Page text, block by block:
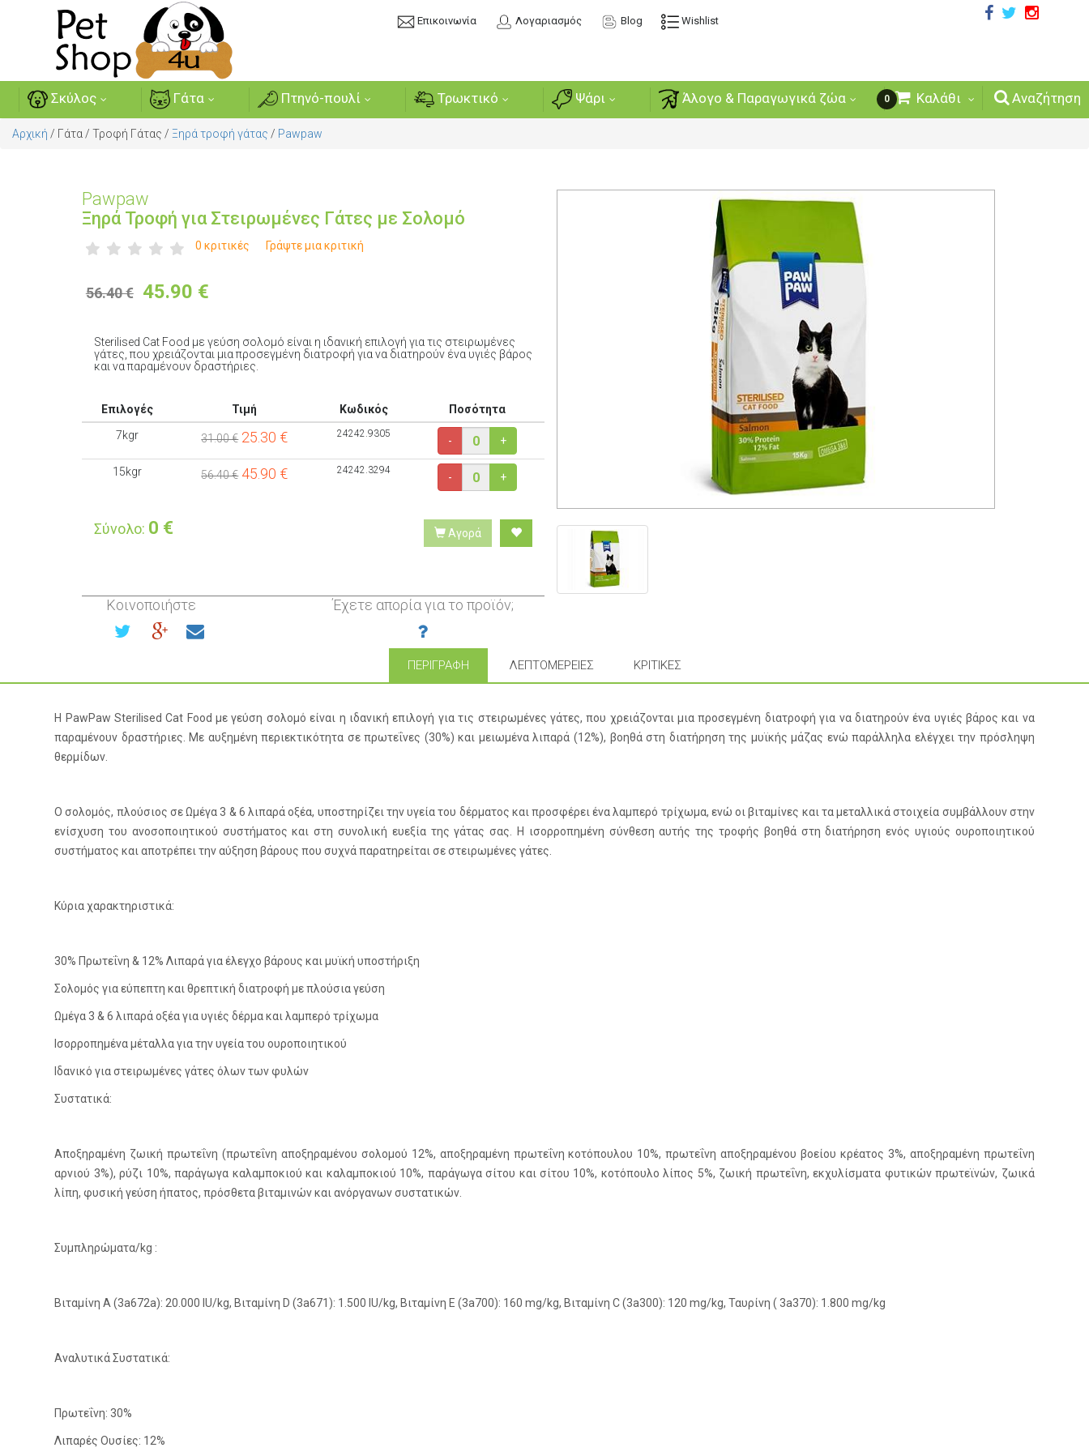
Επικοινωνία Λογαριασμός Blog Wishlist
Σκύλος Γάτα Πτηνό-πουλί Τρωκτικό Ψάρι Άλογο & Παραγωγικά ζώα Αναζήτηση
0 Καλάθι
Αρχική / Γάτα / Τροφή Γάτας / Ξηρά τροφή γάτας / Pawpaw
Pawpaw
Ξηρά Τροφή για Στειρωμένες Γάτες με Σολομό
0 κριτικές Γράψτε μια κριτική
56.40 € 45.90 €
Sterilised Cat Food με γεύση σολομό είναι η ιδανική επιλογή για τις στειρωμένες
γάτες, που χρειάζονται μια προσεγμένη διατροφή για να διατηρούν ένα υγιές βάρος
και να παραμένουν δραστήριες.
Επιλογές Τιμή Κωδικός
Ποσότητα
7kgr
31.00 € 25.30 € 24242.9305
- +
15kgr 56.40 € 45.90 € 24242.3294
- +
Σύνολο: 0 € Αγορά
Κοινοποιήστε Έχετε απορία για το προϊόν;
ΠΕΡΙΓΡΑΦΉ ΛΕΠΤΟΜΈΡΕΙΕΣ ΚΡΙΤΙΚΈΣ
Η PawPaw Sterilised Cat Food με γεύση σολομό είναι η ιδανική επιλογή για τις στειρωμένες γάτες, που χρειάζονται μια προσεγμένη διατροφή για να διατηρούν ένα υγιές βάρος και να
παραμένουν δραστήριες. Με αυξημένη περιεκτικότητα σε πρωτεΐνες (30%) και μειωμένα λιπαρά (12%), βοηθά στη διατήρηση της μυϊκής μάζας ενώ παράλληλα ελέγχει την πρόσληψη
θερμίδων.
Ο σολομός, πλούσιος σε Ωμέγα 3 & 6 λιπαρά οξέα, υποστηρίζει την υγεία του δέρματος και προσφέρει ένα λαμπερό τρίχωμα, ενώ οι βιταμίνες και τα μεταλλικά στοιχεία συμβάλλουν στην
ενίσχυση του ανοσοποιητικού συστήματος και στη συνολική ευεξία της γάτας σας. Η ισορροπημένη σύνθεση αυτής της τροφής βοηθά στη διατήρηση ενός υγιούς ουροποιητικού
συστήματος και αποτρέπει την αύξηση βάρους που συχνά παρατηρείται σε στειρωμένες γάτες.
Κύρια χαρακτηριστικά:
30% Πρωτεΐνη & 12% Λιπαρά για έλεγχο βάρους και μυϊκή υποστήριξη
Σολομός για εύπεπτη και θρεπτική διατροφή με πλούσια γεύση
Ωμέγα 3 & 6 λιπαρά οξέα για υγιές δέρμα και λαμπερό τρίχωμα
Ισορροπημένα μέταλλα για την υγεία του ουροποιητικού
Ιδανικό για στειρωμένες γάτες όλων των φυλών
Συστατικά:
Αποξηραμένη ζωική πρωτεΐνη (πρωτεΐνη αποξηραμένου σολομού 12%, αποξηραμένη πρωτεΐνη κοτόπουλου 10%, πρωτεΐνη αποξηραμένου βοείου κρέατος 3%, αποξηραμένη πρωτεΐνη
αρνιού 3%), ρύζι 10%, παράγωγα καλαμποκιού και καλαμποκιού 10%, παράγωγα σίτου και σίτου 10%, κοτόπουλο λίπος 5%, ζωική πρωτεΐνη, εκχυλίσματα φυτικών πρωτεϊνών, ζωικά
λίπη, φυσική γεύση ήπατος, πρόσθετα βιταμινών και ανόργανων συστατικών.
Συμπληρώματα/kg :
Βιταμίνη Α (3a672a): 20.000 IU/kg, Βιταμίνη D (3a671): 1.500 IU/kg, Βιταμίνη Ε (3a700): 160 mg/kg, Βιταμίνη C (3a300): 120 mg/kg, Ταυρίνη ( 3a370): 1.800 mg/kg
Αναλυτικά Συστατικά:
Πρωτεΐνη: 30%
Λιπαρές Ουσίες: 12%